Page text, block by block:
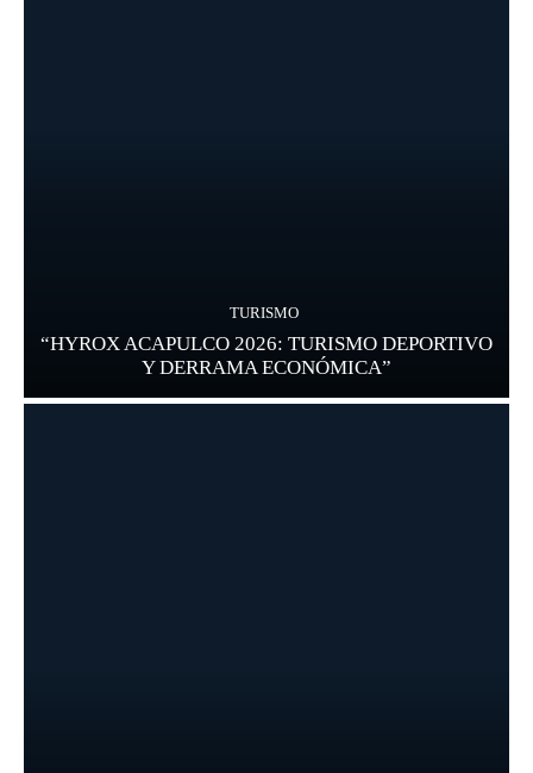
TURISMO
“HYROX ACAPULCO 2026: TURISMO DEPORTIVO
Y DERRAMA ECONÓMICA”